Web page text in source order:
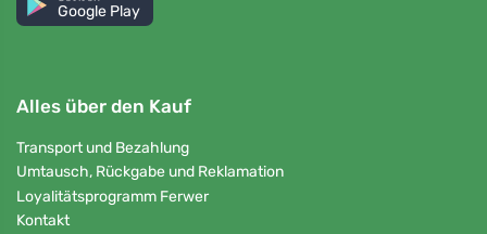
Google Play
Alles über den Kauf
Transport und Bezahlung
Umtausch, Rückgabe und Reklamation
Loyalitätsprogramm Ferwer
Kontakt